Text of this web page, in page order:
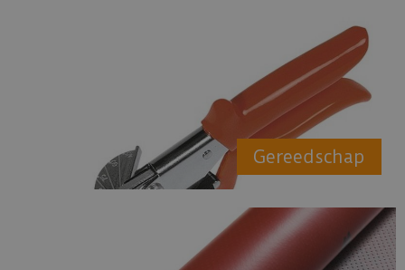
Gereedschap